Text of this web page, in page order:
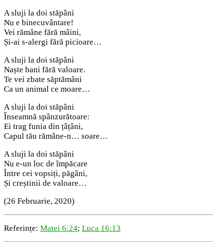
A sluji la doi stăpâni
Nu e binecuvântare!
Vei rămâne fără mâini,
Și-ai s-alergi fără picioare…
A sluji la doi stăpâni
Naște bani fără valoare.
Te vei zbate săptămâni
Ca un animal ce moare…
A sluji la doi stăpâni
Înseamnă spânzurătoare:
Ei trag funia din țâțâni,
Capul tău rămâne-n… soare…
A sluji la doi stăpâni
Nu e-un loc de împăcare
Între cei vopsiți, păgâni,
Și creștinii de valoare…
(26 Februarie, 2020)
Referințe: Matei 6:24; Luca 16:13